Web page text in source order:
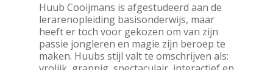
Huub Cooijmans is afgestudeerd aan de
lerarenopleiding basisonderwijs, maar
heeft er toch voor gekozen om van zijn
passie jongleren en magie zijn beroep te
maken. Huubs stijl valt te omschrijven als: